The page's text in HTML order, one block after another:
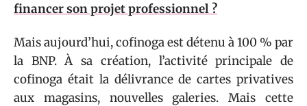
financer son projet professionnel ?
Mais aujourd’hui, cofinoga est détenu à 100 % par
la BNP. À sa création, l’activité principale de
cofinoga était la délivrance de cartes privatives
aux magasins, nouvelles galeries. Mais cette